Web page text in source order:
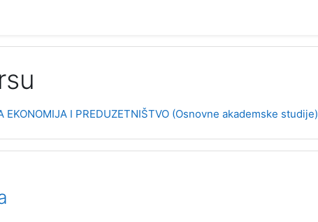
EKONOMIJA I PREDUZETNIŠTVO (Osnovne akademske studije)